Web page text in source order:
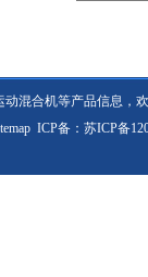
混合机等产品信息，
ICP备： 苏ICP备